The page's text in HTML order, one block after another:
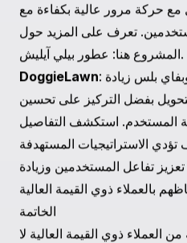
اتخاذ قرارات تستند إلى البيانات
والاستمرارية والنمو مساعدتك
بناءً على الرؤى المستخلصة من
جهودك على الجوانب التقنية
الصفحات، يمكنك جذب المزيد
العالية. يمكن الاطلاع على
الاستراتيجية والاستمرارية والنمو
حالة: مشاريع بريللا الناجحة
دعنا نلقي نظرة على بعض
من خلال إنشاء تجربة ثلاثية